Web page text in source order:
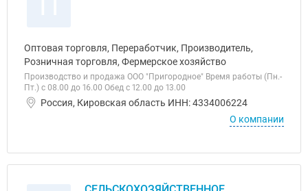
Оптовая торговля, Переработчик, Производитель,
Розничная торговля, Фермерское хозяйство
Производство и продажа ООО "Пригородное" Время работы (Пн.-
Пт.) с 08.00 до 16.00 Обед с 12.00 до 13.00
Россия, Кировская область ИНН: 4334006224
О компании